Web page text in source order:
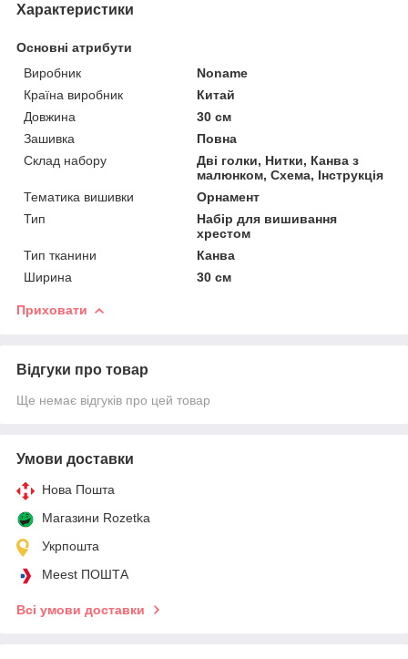
Характеристики
Основні атрибути
Виробник
Noname
Країна виробник
Китай
Довжина
30 см
Зашивка
Повна
Склад набору
Дві голки, Нитки, Канва з
малюнком, Схема, Інструкція
Тематика вишивки
Орнамент
Тип
Набір для вишивання
хрестом
Тип тканини
Канва
Ширина
30 см
Приховати
Відгуки про товар
Ще немає відгуків про цей товар
Умови доставки
Нова Пошта
Магазини Rozetka
Укрпошта
Meest ПОШТА
Всі умови доставки